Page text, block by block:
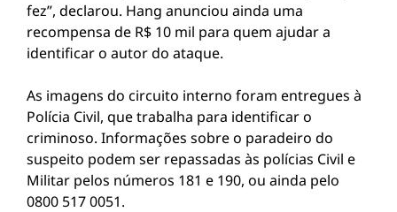
fez”, declarou. Hang anunciou ainda uma
recompensa de R$ 10 mil para quem ajudar a
identificar o autor do ataque.
As imagens do circuito interno foram entregues à
Polícia Civil, que trabalha para identificar o
criminoso. Informações sobre o paradeiro do
suspeito podem ser repassadas às polícias Civil e
Militar pelos números 181 e 190, ou ainda pelo
0800 517 0051.